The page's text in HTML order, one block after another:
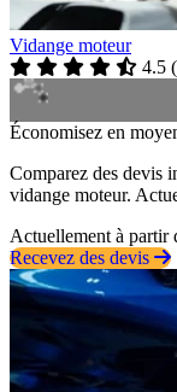
Vidange moteur
4.5 (
Économisez en
Comparez des devis
vidange moteur.
Actuellement à partir
Recevez des devis